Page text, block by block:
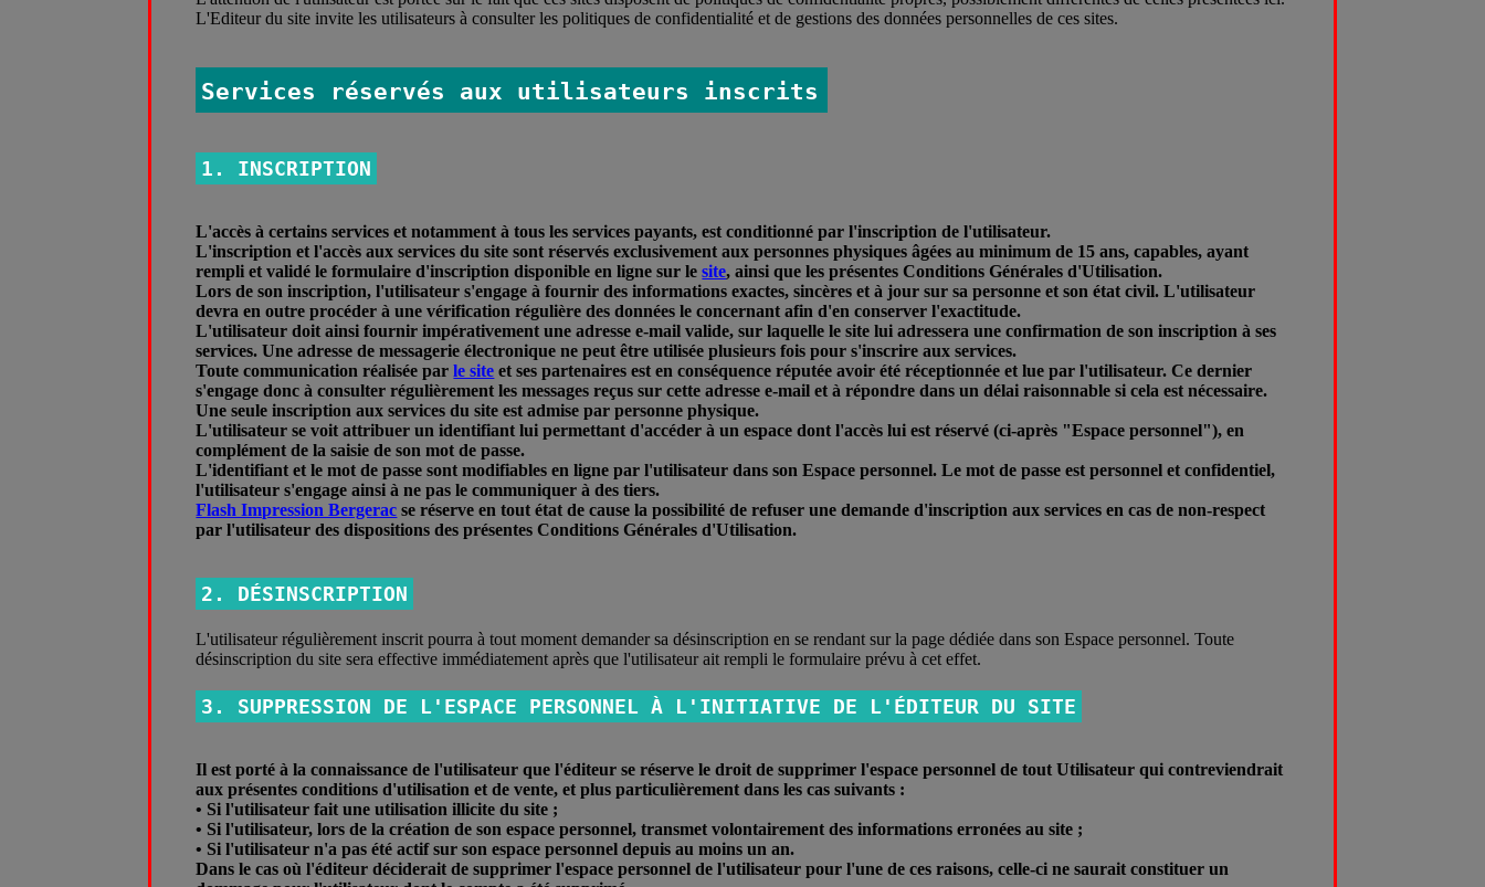
L'Editeur du site invite les utilisateurs à consulter les politiques de confidentialité et de gestions des données personnelles de ces sites.
Services réservés aux utilisateurs inscrits
1. INSCRIPTION
L'accès à certains services et notamment à tous les services payants, est conditionné par l'inscription de l'utilisateur.
L'inscription et l'accès aux services du site sont réservés exclusivement aux personnes physiques âgées au minimum de 15 ans, capables, ayant
rempli et validé le formulaire d'inscription disponible en ligne sur lesite, ainsi que les présentes Conditions Générales d'Utilisation.
Lors de son inscription, l'utilisateur s'engage à fournir des informations exactes, sincères et à jour sur sa personne et son état civil. L'utilisateur
devra en outre procéder à une vérification régulière des données le concernant afin d'en conserver l'exactitude.
L'utilisateur doit ainsi fournir impérativement une adresse e-mail valide, sur laquelle le site lui adressera une confirmation de son inscription à ses
services. Une adresse de messagerie électronique ne peut être utilisée plusieurs fois pour s'inscrire aux services.
Toute communication réalisée parle site et ses partenaires est en conséquence réputée avoir été réceptionnée et lue par l'utilisateur. Ce dernier
s'engage donc à consulter régulièrement les messages reçus sur cette adresse e-mail et à répondre dans un délai raisonnable si cela est nécessaire.
Une seule inscription aux services du site est admise par personne physique.
L'utilisateur se voit attribuer un identifiant lui permettant d'accéder à un espace dont l'accès lui est réservé (ci-après "Espace personnel"), en
complément de la saisie de son mot de passe.
L'identifiant et le mot de passe sont modifiables en ligne par l'utilisateur dans son Espace personnel. Le mot de passe est personnel et confidentiel,
l'utilisateur s'engage ainsi à ne pas le communiquer à des tiers.
Flash Impression Bergerac se réserve en tout état de cause la possibilité de refuser une demande d'inscription aux services en cas de non-respect
par l'utilisateur des dispositions des présentes Conditions Générales d'Utilisation.
2. DÉSINSCRIPTION
L'utilisateur régulièrement inscrit pourra à tout moment demander sa désinscription en se rendant sur la page dédiée dans son Espace personnel. Toute
désinscription du site sera effective immédiatement après que l'utilisateur ait rempli le formulaire prévu à cet effet.
3. SUPPRESSION DE L'ESPACE PERSONNEL À L'INITIATIVE DE L'ÉDITEUR DU SITE
Il est porté à la connaissance de l'utilisateur que l'éditeur se réserve le droit de supprimer l'espace personnel de tout Utilisateur qui contreviendrait
aux présentes conditions d'utilisation et de vente, et plus particulièrement dans les cas suivants :
• Si l'utilisateur fait une utilisation illicite du site ;
• Si l'utilisateur, lors de la création de son espace personnel, transmet volontairement des informations erronées au site ;
• Si l'utilisateur n'a pas été actif sur son espace personnel depuis au moins un an.
Dans le cas où l'éditeur déciderait de supprimer l'espace personnel de l'utilisateur pour l'une de ces raisons, celle-ci ne saurait constituer un